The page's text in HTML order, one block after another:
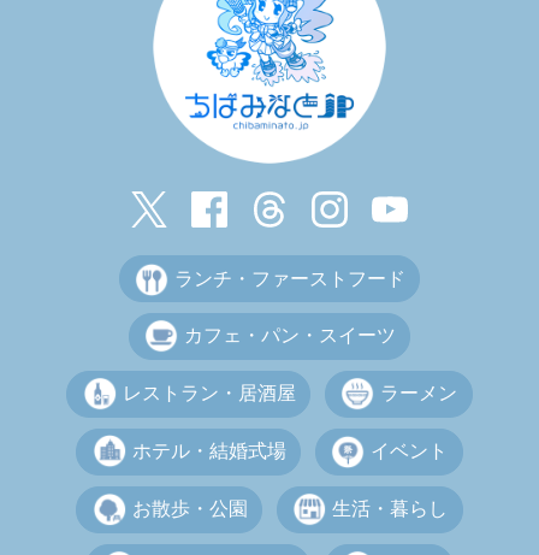
ランチ・ファーストフード
カフェ・パン・スイーツ
レストラン・居酒屋 ラーメン
ホテル・結婚式場 イベント
お散歩・公園 生活・暮らし